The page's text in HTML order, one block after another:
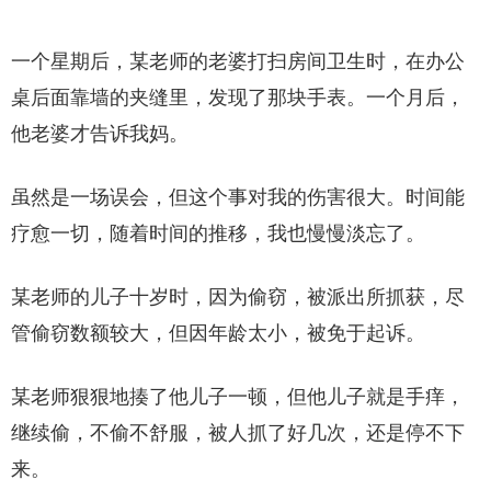
一个星期后，某老师的老婆打扫房间卫生时，在办公
桌后面靠墙的夹缝里，发现了那块手表。一个月后，
他老婆才告诉我妈。
虽然是一场误会，但这个事对我的伤害很大。时间能
疗愈一切，随着时间的推移，我也慢慢淡忘了。
某老师的儿子十岁时，因为偷窃，被派出所抓获，尽
管偷窃数额较大，但因年龄太小，被免于起诉。
某老师狠狠地揍了他儿子一顿，但他儿子就是手痒，
继续偷，不偷不舒服，被人抓了好几次，还是停不下
来。